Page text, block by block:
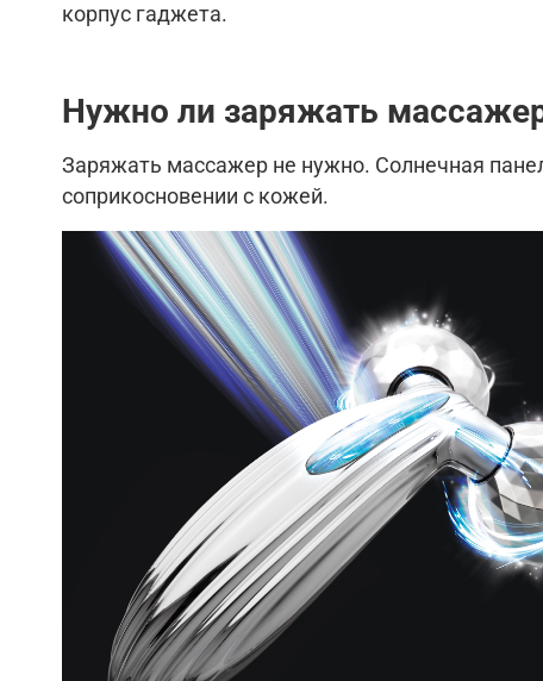
корпус гаджета.
Нужно ли заряжать
Заряжать массажер не нужно. Солнечная
соприкосновении с кожей.